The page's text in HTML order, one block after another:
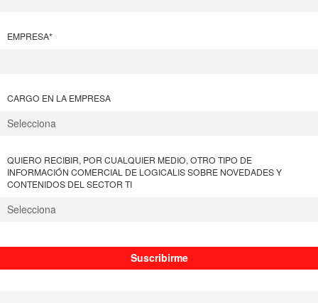
EMPRESA*
CARGO EN LA EMPRESA
QUIERO RECIBIR, POR CUALQUIER MEDIO, OTRO TIPO DE
INFORMACIÓN COMERCIAL DE LOGICALIS SOBRE NOVEDADES Y
CONTENIDOS DEL SECTOR TI